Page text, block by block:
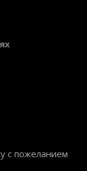
с пожеланием